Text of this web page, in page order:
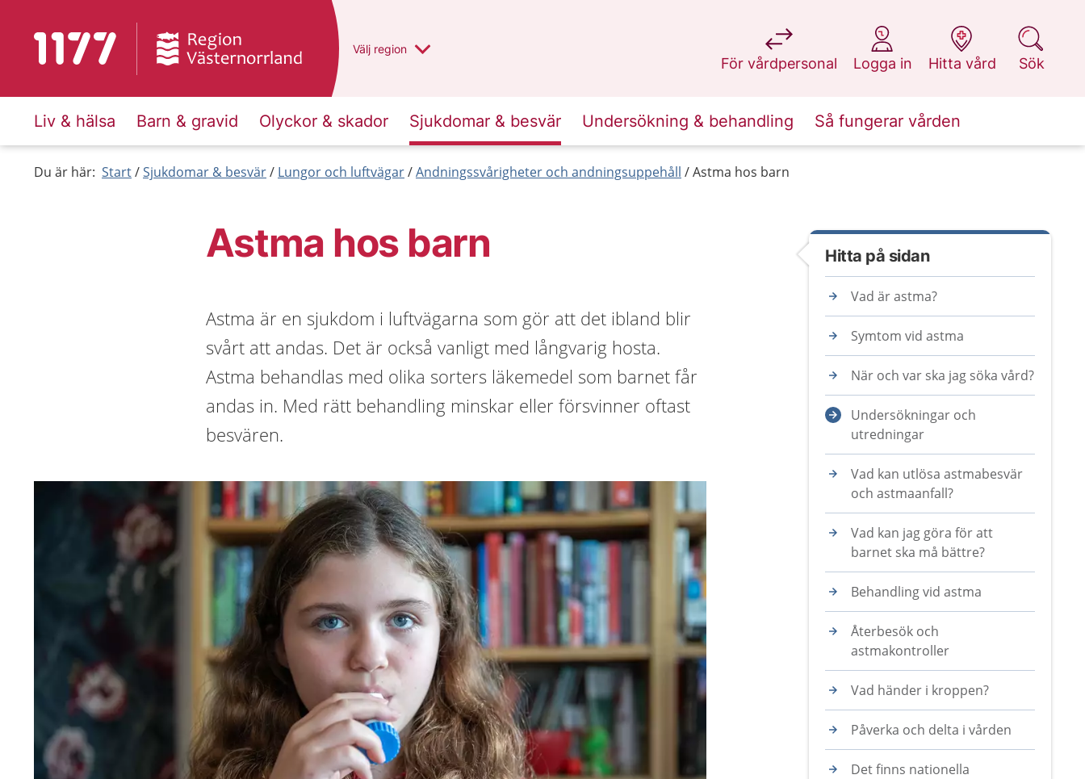
Till startsidan för 1177 Du har valt region
Välj en annan
region
För vårdpersonal
på 1177.se
Logga in
på 1177.se
Hitta vård
på 1177.se
Sök
på 1177.se
Liv & hälsa Barn & gravid Olyckor & skador Sjukdomar & besvär Undersökning & behandling Så fungerar vården
Du är här: Start Sjukdomar & besvär Lungor och luftvägar Andningssvårigheter och andningsuppehåll Astma hos barn
Astma hos barn
Astma är en sjukdom i luftvägarna som gör att det ibland blir
svårt att andas. Det är också vanligt med långvarig hosta.
Astma behandlas med olika sorters läkemedel som barnet får
andas in. Med rätt behandling minskar eller försvinner oftast
besvären.
Hitta på sidan
Vad är astma?
Symtom vid astma
När och var ska jag söka vård?
Undersökningar och
utredningar
Vad kan utlösa astmabesvär
och astmaanfall?
Vad kan jag göra för att
barnet ska må bättre?
Behandling vid astma
Återbesök och
astmakontroller
Vad händer i kroppen?
Påverka och delta i vården
Det finns nationella